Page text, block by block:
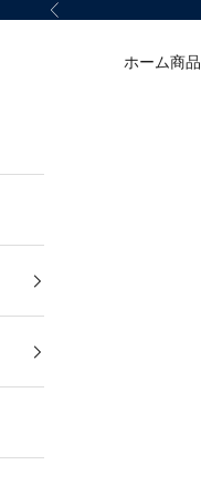
前へ
ホーム商品